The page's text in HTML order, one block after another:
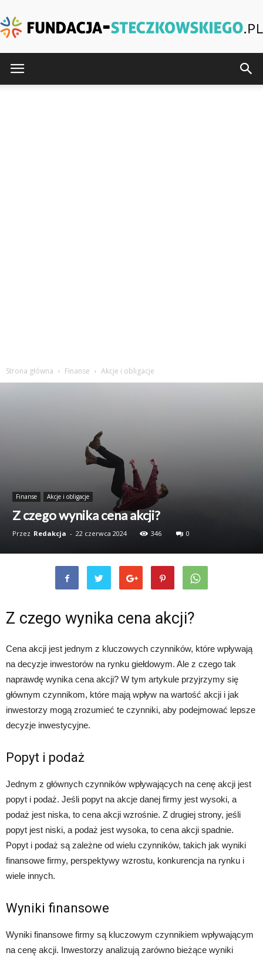
Strona główna Finanse Akcje i obligacje
Finanse Akcje i obligacje
Z czego wynika cena akcji?
Przez Redakcja - 22 czerwca 2024 346 0
Z czego wynika cena akcji?
Cena akcji jest jednym z kluczowych czynników, które wpływają
na decyzje inwestorów na rynku giełdowym. Ale z czego tak
naprawdę wynika cena akcji? W tym artykule przyjrzymy się
głównym czynnikom, które mają wpływ na wartość akcji i jak
inwestorzy mogą zrozumieć te czynniki, aby podejmować lepsze
decyzje inwestycyjne.
Popyt i podaż
Jednym z głównych czynników wpływających na cenę akcji jest
popyt i podaż. Jeśli popyt na akcje danej firmy jest wysoki, a
podaż jest niska, to cena akcji wzrośnie. Z drugiej strony, jeśli
popyt jest niski, a podaż jest wysoka, to cena akcji spadnie.
Popyt i podaż są zależne od wielu czynników, takich jak wyniki
finansowe firmy, perspektywy wzrostu, konkurencja na rynku i
wiele innych.
Wyniki finansowe
Wyniki finansowe firmy są kluczowym czynnikiem wpływającym
na cenę akcji. Inwestorzy analizują zarówno bieżące wyniki